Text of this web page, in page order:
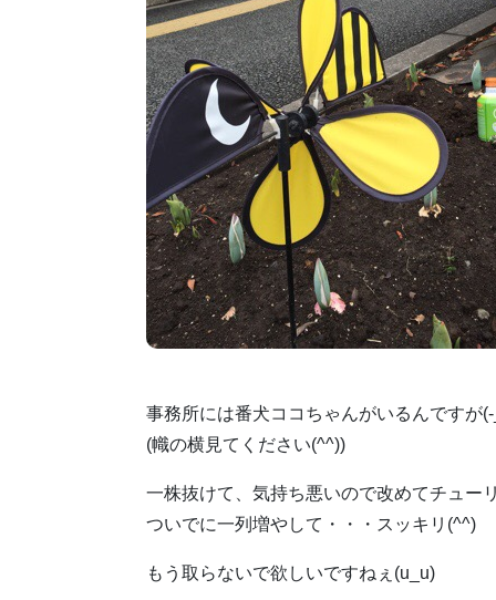
事務所には番犬ココちゃんがいるんですが
(幟の横見てください(^^))
一株抜けて、気持ち悪いので改めてチュー
ついでに一列増やして・・・スッキリ(^^)
もう取らないで欲しいですねぇ(u_u)